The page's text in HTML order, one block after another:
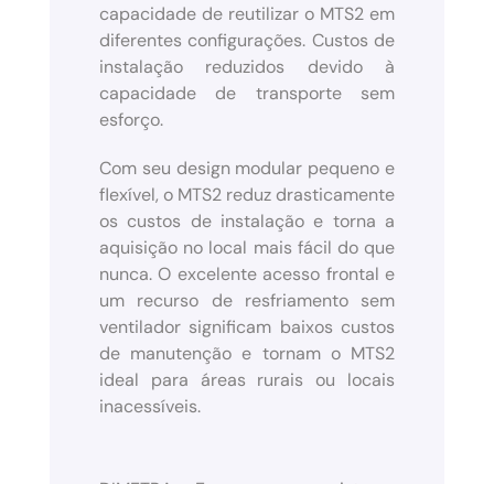
capacidade de reutilizar o MTS2 em
diferentes configurações. Custos de
instalação reduzidos devido à
capacidade de transporte sem
esforço.
Com seu design modular pequeno e
flexível, o MTS2 reduz drasticamente
os custos de instalação e torna a
aquisição no local mais fácil do que
nunca. O excelente acesso frontal e
um recurso de resfriamento sem
ventilador significam baixos custos
de manutenção e tornam o MTS2
ideal para áreas rurais ou locais
inacessíveis.